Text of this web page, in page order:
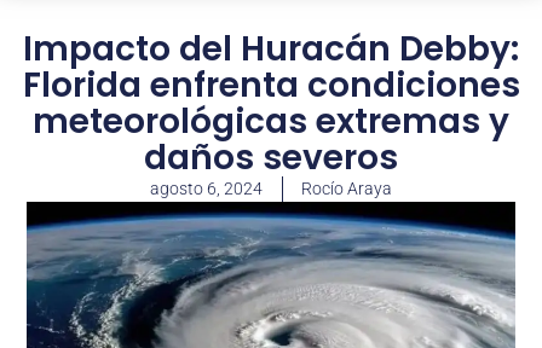
Impacto del Huracán Debby:
Florida enfrenta condiciones
meteorológicas extremas y
daños severos
agosto 6, 2024 Rocío Araya